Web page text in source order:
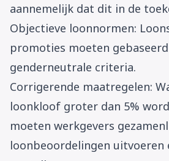
aannemelijk dat dit in de
Objectieve loonnormen:
promoties moeten
genderneutrale criteria.
Corrigerende maatregelen:
loonkloof groter dan 5%
moeten werkgevers
loonbeoordelingen uitvoeren